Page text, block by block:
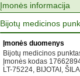
Įmonės informacija
Bijotų medicinos
Įmonės duomenys
Bijotų medicinos
Įmonės kodas
LT-75224, BIJOTAI,